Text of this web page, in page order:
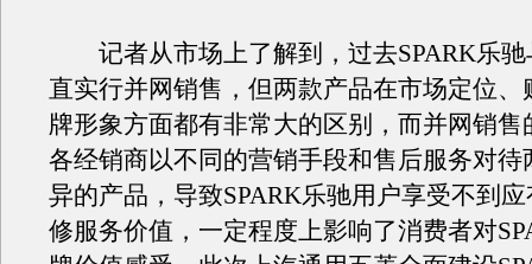
记者从市场上了解到，过去SPARK乐驰
直实行并网销售，但两款产品在市场定位、
牌形象方面都有非常大的区别，而并网销售
各经销商以不同的营销手段和售后服务对待
异的产品，导致SPARK乐驰用户享受不到
修服务价值，一定程度上影响了消费者对